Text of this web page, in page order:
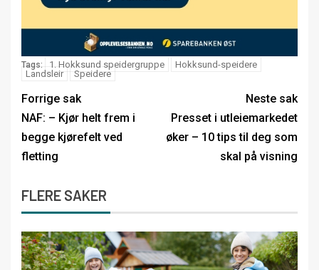
Tags: 1. Hokksund speidergruppe
Hokksund-speidere
Landsleir
Speidere
Forrige sak
NAF: – Kjør helt frem i
begge kjørefelt ved
fletting
Neste sak
Presset i utleiemarkedet
øker – 10 tips til deg som
skal på visning
FLERE SAKER